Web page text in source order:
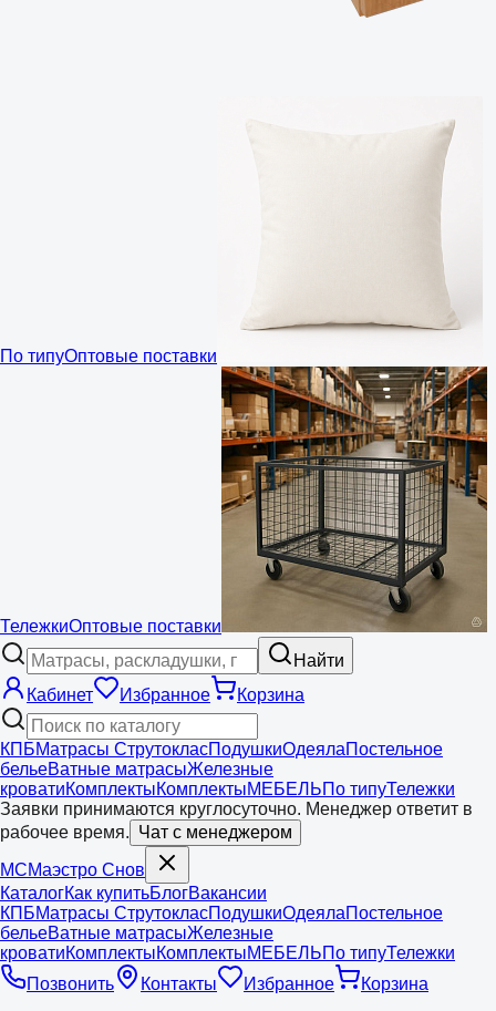
По типуОптовые поставки
ТележкиОптовые поставки
Найти
Кабинет
Избранное Корзина
КПБМатрасы СтрутокласПодушкиОдеялаПостельное
бельеВатные матрасыЖелезные
кроватиКомплектыКомплектыМЕБЕЛЬПо типуТележки
Заявки принимаются круглосуточно. Менеджер ответит в
рабочее время. Чат с менеджером
МСМаэстро Снов
КаталогКак купитьБлогВакансии
КПБМатрасы СтрутокласПодушкиОдеялаПостельное
бельеВатные матрасыЖелезные
кроватиКомплектыКомплектыМЕБЕЛЬПо типуТележки
Позвонить
Контакты Избранное
Корзина